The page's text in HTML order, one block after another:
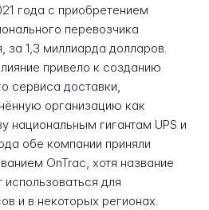
года с приобретением
перевозчика
за 1,3 миллиарда долларов.
привело к созданию
сервиса доставки,
организацию как
национальным гигантам UPS и
обе компании приняли
OnTrac, хотя название
для
и в некоторых регионах.